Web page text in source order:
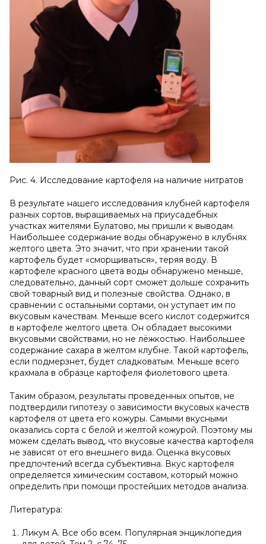
Рис. 4. Исследование картофеля на наличие нитратов
В результате нашего исследования клубней картофеля
разных сортов, выращиваемых на приусадебных
участках жителями Булатово, мы пришли к выводам.
Наибольшее содержание воды обнаружено в клубнях
желтого цвета. Это значит, что при хранении такой
картофель будет «сморщиваться», теряя воду. В
картофеле красного цвета воды обнаружено меньше,
следовательно, данный сорт сможет дольше сохранить
свой товарный вид и полезные свойства. Однако, в
сравнении с остальными сортами, он уступает им по
вкусовым качествам. Меньше всего кислот содержится
в картофеле желтого цвета. Он обладает высокими
вкусовыми свойствами, но не лёжкостью. Наибольшее
содержание сахара в желтом клубне. Такой картофель,
если подмерзнет, будет сладковатым. Меньше всего
крахмала в образце картофеля фиолетового цвета.
Таким образом, результаты проведенных опытов, не
подтвердили гипотезу о зависимости вкусовых качеств
картофеля от цвета его кожуры. Самыми вкусными
оказались сорта с белой и желтой кожурой. Поэтому мы
можем сделать вывод, что вкусовые качества картофеля
не зависят от его внешнего вида. Оценка вкусовых
предпочтений всегда субъективна. Вкус картофеля
определяется химическим составом, который можно
определить при помощи простейших методов анализа.
Литература:
Ликум А. Все обо всем. Популярная энциклопедия